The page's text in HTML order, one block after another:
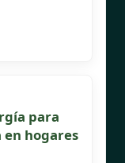
para
hogares